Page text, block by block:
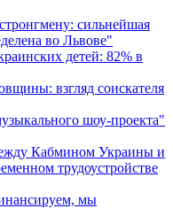
сильнейшая
во Львове"
детей: 82% в
взгляд соискателя
шоу-проекта"
Кабмином Украины и
трудоустройстве
мы